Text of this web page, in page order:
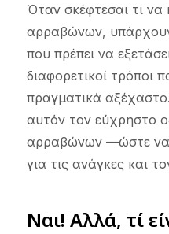
Όταν σκέφτεσαι τι να
αρραβώνων,
που πρέπει να
διαφορετικοί τρόποι
πραγματικά
αυτόν τον εύχρηστο
αρραβώνων —ώστε να
για τις ανάγκες και
Ναι! Αλλά, τί